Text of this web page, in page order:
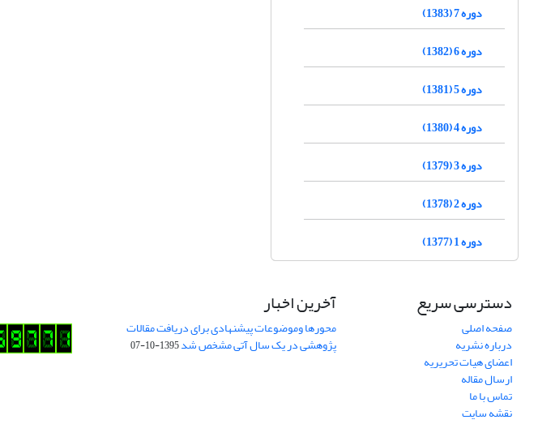
دوره 7 (1383)
دوره 6 (1382)
دوره 5 (1381)
دوره 4 (1380)
دوره 3 (1379)
دوره 2 (1378)
دوره 1 (1377)
دسترسی سریع
صفحه اصلی
درباره نشریه
اعضای هیات تحریریه
ارسال مقاله
تماس با ما
نقشه سایت
آخرین اخبار
محورها وموضوعات پیشنهادی برای دریافت مقالات
پژوهشی در یک سال آتی مشخص شد1395-10-07